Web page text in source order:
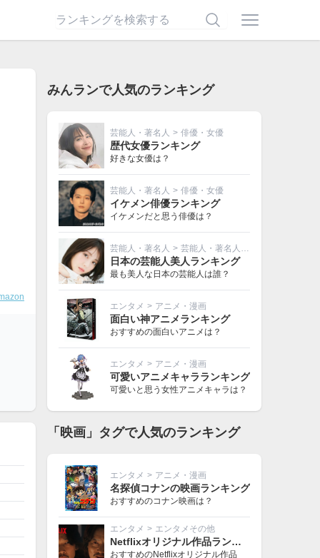
みんランで人気のランキング
芸能人・著名人 > 俳優・女優
歴代女優ランキング
好きな女優は？
芸能人・著名人 > 俳優・女優
イケメン俳優ランキング
イケメンだと思う俳優は？
芸能人・著名人 > 芸能人・著名人その他
日本の芸能人美人ランキング
最も美人な日本の芸能人は誰？
エンタメ > アニメ・漫画
面白い神アニメランキング
おすすめの面白いアニメは？
エンタメ > アニメ・漫画
可愛いアニメキャラランキング
可愛いと思う女性アニメキャラは？
「映画」タグで人気のランキング
エンタメ > アニメ・漫画
名探偵コナンの映画ランキング
おすすめのコナン映画は？
エンタメ > エンタメその他
Netflixオリジナル作品ランキング
おすすめのNetflixオリジナル作品